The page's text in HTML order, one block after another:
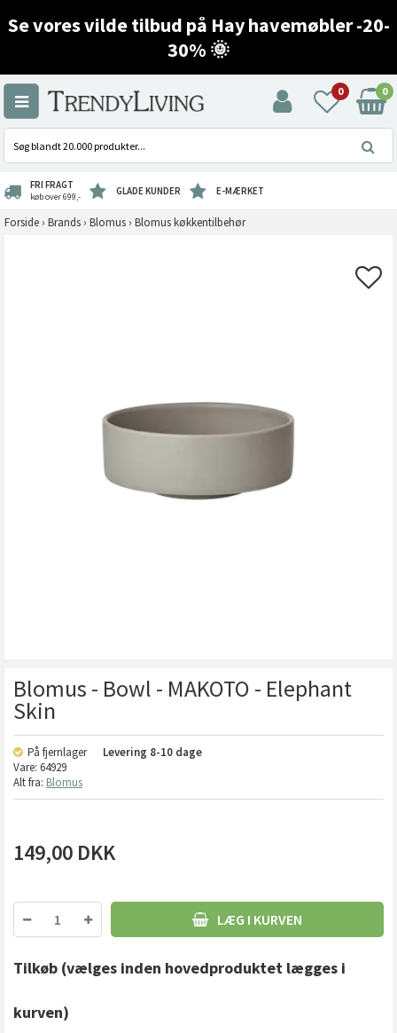
Se vores vilde tilbud på Hay havemøbler -20-
30% 🌞
0 0
FRI FRAGT
køb over 699,- GLADE KUNDER E-MÆRKET
Forside › Brands › Blomus › Blomus køkkentilbehør
Blomus - Bowl - MAKOTO - Elephant
Skin
På fjernlager Levering 8-10 dage
Vare: 64929
Alt fra: Blomus
149,00 DKK
LÆG I KURVEN
Tilkøb (vælges inden hovedproduktet lægges i
kurven)